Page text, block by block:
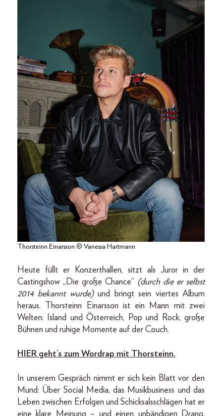
Thorsteinn Einarsson © Vanessa Hartmann
Heute füllt er Konzerthallen, sitzt als Juror in der
Castingshow „Die große Chance“ (durch die er selbst
2014 bekannt wurde)und bringt sein viertes Album
heraus. Thorsteinn Einarsson ist ein Mann mit zwei
Welten: Island und Österreich, Pop und Rock, große
Bühnen und ruhige Momente auf der Couch.
HIER geht’s zum Wordrap mit Thorsteinn.
In unserem Gespräch nimmt er sich kein Blatt vor den
Mund: Über Social Media, das Musik­business und das
Leben zwischen Erfolgen und Schicksalsschlägen hat er
eine klare Meinung – und einen unbändigen Drang,